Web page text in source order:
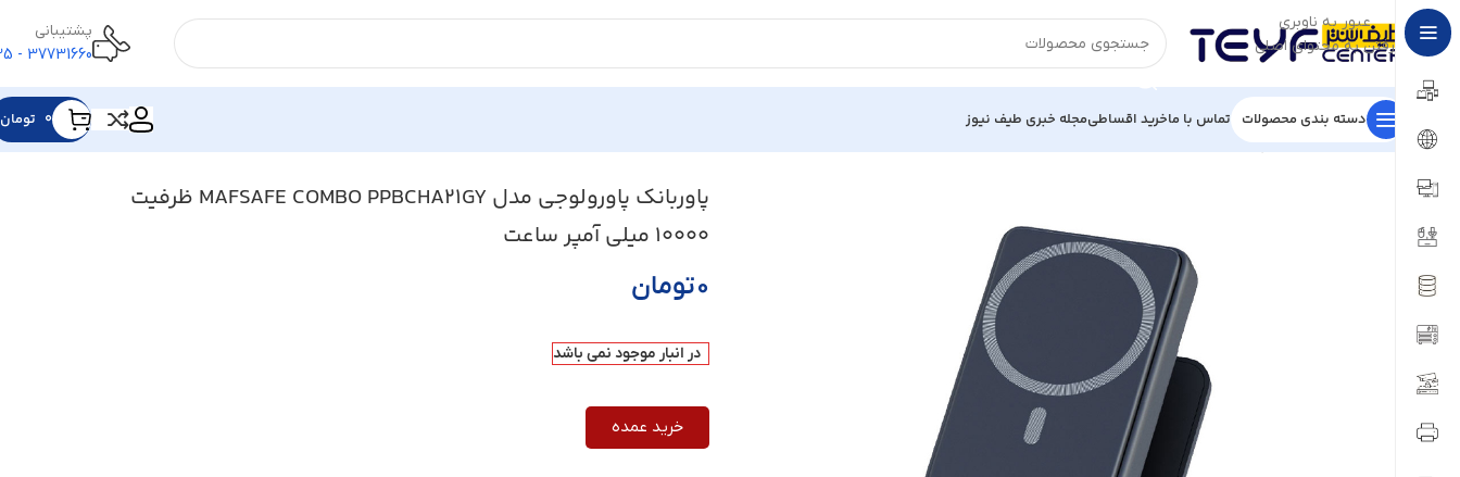
عبور به ناوبری
رفتن به محتوای اصلی
پشتیبانی
37731660 - 025
دسته بندی محصولات تماس با ماخرید اقساطیمجله خبری طیف نیوز ۰ تومان
خانه/لوازم جانبی/پاوربانک
پاوربانک پاورولوجی مدل MAFSAFE COMBO PPBCHA21GY ظرفیت
10000 میلی آمپر ساعت
۰تومان
در انبار موجود نمی باشد
خرید عمده